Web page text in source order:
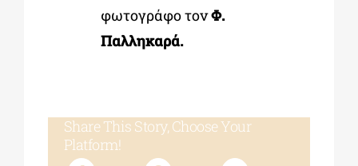
φωτογράφο τονΦ.
Παλληκαρά.
Share This Story, Choose Your
Platform!